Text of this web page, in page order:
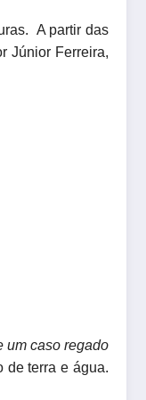
A partir das
Júnior Ferreira,
um caso regado
de terra e água.